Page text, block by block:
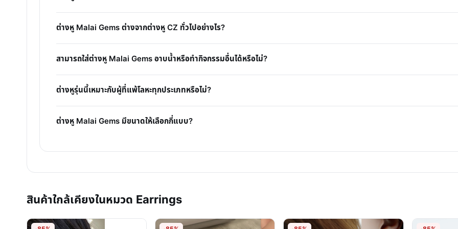
ต่างหู Malai Gems ต่างจากต่างหู CZ ทั่วไปอย่างไร?
สามารถใส่ต่างหู Malai Gems อาบน้ำหรือทำกิจกรรมอื่นได้หรือไม่?
ต่างหูรุ่นนี้เหมาะกับผู้ที่แพ้โลหะทุกประเภทหรือไม่?
ต่างหู Malai Gems มีขนาดให้เลือกกี่แบบ?
สินค้าใกล้เคียงในหมวด Earrings